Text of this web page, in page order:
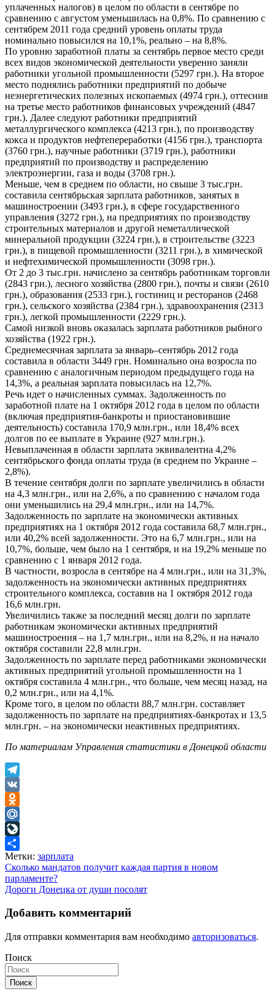
уплаченных налогов) в целом по области в сентябре по
сравнению с августом уменьшилась на 0,8%. По сравнению с
сентябрем 2011 года средний уровень оплаты труда
номинально повысился на 10,1%, реально – на 8,8%.
По уровню заработной платы за сентябрь первое место среди
всех видов экономической деятельности уверенно заняли
работники угольной промышленности (5297 грн.). На второе
место поднялись работники предприятий по добыче
неэнергетических полезных ископаемых (4974 грн.), оттеснив
на третье место работников финансовых учреждений (4847
грн.). Далее следуют работники предприятий
металлургического комплекса (4213 грн.), по производству
кокса и продуктов нефтепереработки (4156 грн.), транспорта
(3760 грн.), научные работники (3719 грн.), работники
предприятий по производству и распределению
электроэнергии, газа и воды (3708 грн.).
Меньше, чем в среднем по области, но свыше 3 тыс.грн.
составила сентябрьская зарплата работников, занятых в
машиностроении (3493 грн.), в сфере государственного
управления (3272 грн.), на предприятиях по производству
строительных материалов и другой неметаллической
минеральной продукции (3224 грн.), в строительстве (3223
грн.), в пищевой промышленности (3211 грн.), в химической
и нефтехимической промышленности (3098 грн.).
От 2 до 3 тыс.грн. начислено за сентябрь работникам торговли
(2843 грн.), лесного хозяйства (2800 грн.), почты и связи (2610
грн.), образования (2533 грн.), гостиниц и ресторанов (2468
грн.), сельского хозяйства (2384 грн.), здравоохранения (2313
грн.), легкой промышленности (2229 грн.).
Самой низкой вновь оказалась зарплата работников рыбного
хозяйства (1922 грн.).
Среднемесячная зарплата за январь–сентябрь 2012 года
составила в области 3449 грн. Номинально она возросла по
сравнению с аналогичным периодом предыдущего года на
14,3%, а реальная зарплата повысилась на 12,7%.
Речь идет о начисленных суммах. Задолженность по
заработной плате на 1 октября 2012 года в целом по области
(включая предприятия-банкроты и приостановившие
деятельность) составила 170,9 млн.грн., или 18,4% всех
долгов по ее выплате в Украине (927 млн.грн.).
Невыплаченная в области зарплата эквивалентна 4,2%
сентябрьского фонда оплаты труда (в среднем по Украине –
2,8%).
В течение сентября долги по зарплате увеличились в области
на 4,3 млн.грн., или на 2,6%, а по сравнению с началом года
они уменьшились на 29,4 млн.грн., или на 14,7%.
Задолженность по зарплате на экономически активных
предприятиях на 1 октября 2012 года составила 68,7 млн.грн.,
или 40,2% всей задолженности. Это на 6,7 млн.грн., или на
10,7%, больше, чем было на 1 сентября, и на 19,2% меньше по
сравнению с 1 января 2012 года.
В частности, возросла в сентябре на 4 млн.грн., или на 31,3%,
задолженность на экономически активных предприятиях
строительного комплекса, составив на 1 октября 2012 года
16,6 млн.грн.
Увеличились также за последний месяц долги по зарплате
работникам экономически активных предприятий
машиностроения – на 1,7 млн.грн., или на 8,2%, и на начало
октября составили 22,8 млн.грн.
Задолженность по зарплате перед работниками экономически
активных предприятий угольной промышленности на 1
октября составила 4 млн.грн., что больше, чем месяц назад, на
0,2 млн.грн., или на 4,1%.
Кроме того, в целом по области 88,7 млн.грн. составляет
задолженность по зарплате на предприятиях-банкротах и 13,5
млн.грн. – на экономически неактивных предприятиях.
По материалам Управления статистики в Донецкой области
Telegram
VK
Odnoklassniki
Mail.Ru
LiveJournal
Отправить
Метки: зарплата
Навигация
по
Сколько мандатов получит каждая партия в новом
парламенте?
Дороги Донецка от души посолят
Добавить комментарий
Для отправки комментария вам необходимо авторизоваться.
Поиск
Поиск